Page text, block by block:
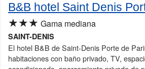
B&B hotel Saint Denis
★★★ Gama mediana
SAINT-DENIS
El hotel B&B de Saint-Denis Porte de
habitaciones con baño privado, TV,